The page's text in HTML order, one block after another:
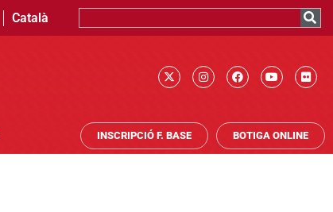
Català
INSCRIPCIÓ F. BASE BOTIGA ONLINE